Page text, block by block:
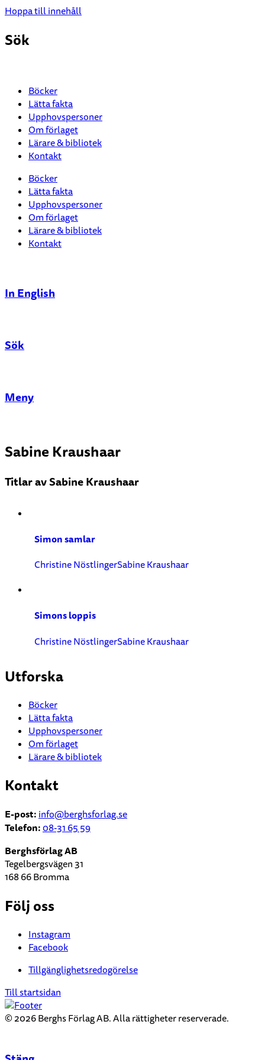
Hoppa till innehåll
Sök
Böcker
Lätta fakta
Upphovspersoner
Om förlaget
Lärare & bibliotek
Kontakt
Böcker
Lätta fakta
Upphovspersoner
Om förlaget
Lärare & bibliotek
Kontakt
In English
Sök
Stäng
Meny
Sabine Kraushaar
Titlar av Sabine Kraushaar
Simon samlar
Christine NöstlingerSabine Kraushaar
Simons loppis
Christine NöstlingerSabine Kraushaar
Utforska
Böcker
Lätta fakta
Upphovspersoner
Om förlaget
Lärare & bibliotek
Kontakt
E-post: info@berghsforlag.se
Telefon:08-31 65 59
Berghsförlag AB
Tegelbergsvägen 31
168 66 Bromma
Följ oss
Instagram
Facebook
Tillgänglighetsredogörelse
Till startsidan
© 2026 Berghs Förlag AB. Alla rättigheter reserverade.